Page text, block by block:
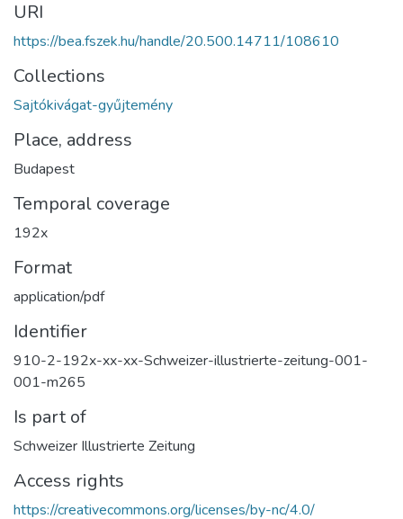
URI
https://bea.fszek.hu/handle/20.500.14711/108610
Collections
Sajtókivágat-gyűjtemény
Place, address
Budapest
Temporal coverage
192x
Format
application/pdf
Identifier
910-2-192x-xx-xx-Schweizer-illustrierte-zeitung-001-
001-m265
Is part of
Schweizer Illustrierte Zeitung
Access rights
https://creativecommons.org/licenses/by-nc/4.0/